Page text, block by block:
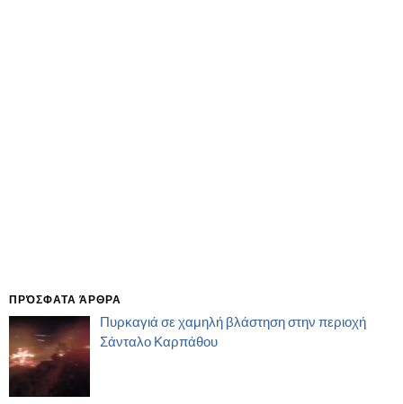
ΠΡΌΣΦΑΤΑ ΆΡΘΡΑ
Πυρκαγιά σε χαμηλή βλάστηση στην περιοχή
Σάνταλο Καρπάθου